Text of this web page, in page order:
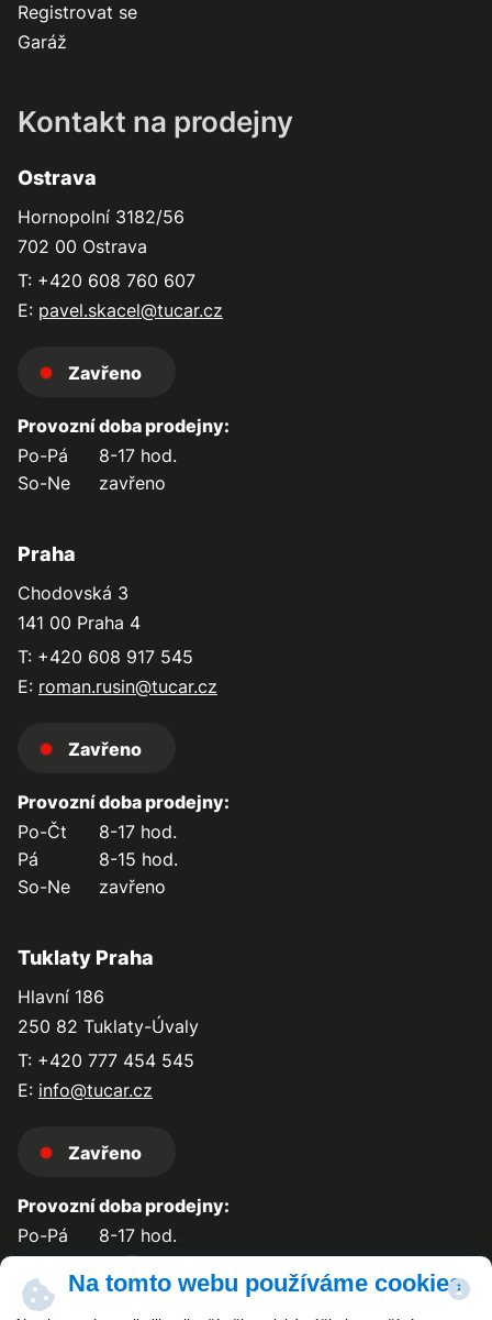
Na tomto webu používáme cookies
Registrovat se
Garáž
Kontakt na prodejny
Ostrava
Hornopolní 3182/56
702 00 Ostrava
T: +420 608 760 607
E: pavel.skacel@tucar.cz
Zavřeno
Provozní doba prodejny:
Po-Pá
8-17 hod.
So-Ne
zavřeno
Praha
Chodovská 3
141 00 Praha 4
T: +420 608 917 545
E: roman.rusin@tucar.cz
Zavřeno
Provozní doba prodejny:
Po-Čt
8-17 hod.
Pá
8-15 hod.
So-Ne
zavřeno
Tuklaty Praha
Hlavní 186
250 82 Tuklaty-Úvaly
T: +420 777 454 545
E: info@tucar.cz
Zavřeno
Provozní doba prodejny:
Po-Pá
8-17 hod.
So-Ne
zavřeno